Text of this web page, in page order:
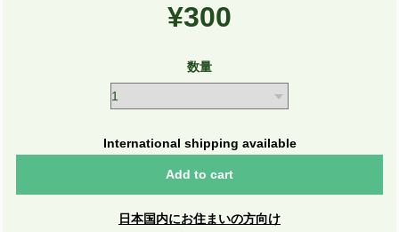
¥300
数量
International shipping available
Add to cart
日本国内にお住まいの方向け